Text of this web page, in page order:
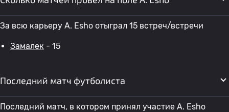
За всю карьеру A. Esho отыграл 15 встреч/встречи
Замалек - 15
Последний матч футболиста
Последний матч, в котором принял участие A. Esho